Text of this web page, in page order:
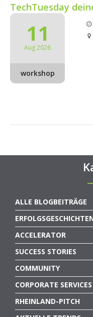
TechTuesday
11
Aug 2026
workshop
ALLE BLOGBEITRÄGE
ACCELERATOR
SUCCESS STORIES
COMMUNITY
CORPORATE SERVICES
RHEINLAND-PITCH